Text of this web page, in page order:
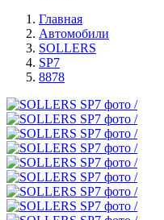
Главная
Автомобили
SOLLERS
SP7
8878